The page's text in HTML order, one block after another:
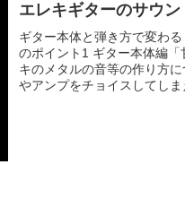
エレキギターのサウ
ギター本体と弾き方で変わ
のポイント1 ギター本体編
キのメタルの音等の作り方
やアンプをチョイスしてし